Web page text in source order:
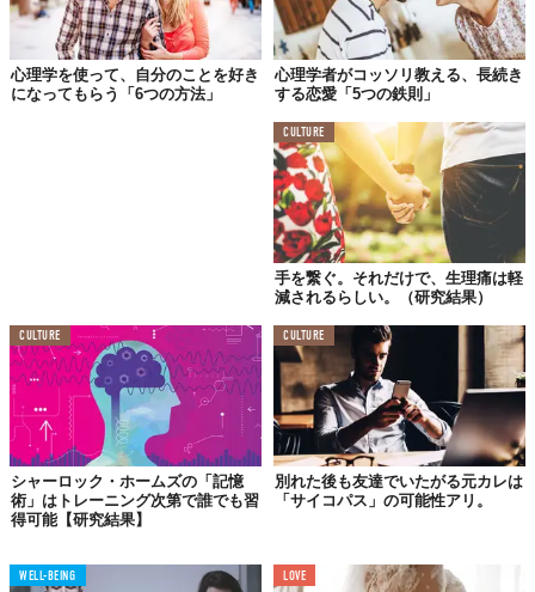
さて、お酒と夫婦仲の因果関係について、こんな 調査結果もあり
ます。アルコール依存症に関する研究を行うNY大学バッファロー
校で2015年に実施された、634組のカップルを9年間にわたって追
跡調査した結果。
それによると、夫婦どちら一方のみが大酒飲みの場合、約50％近
い離婚率があったのに対し、夫婦ともに一度の飲酒でグラス6杯以
上（泥酔近くまで）飲むカップルの離婚率はおよそ30％。これは
夫婦ともにあまり飲まない、ないしまったく飲まないカップルと
大酒飲みカップルほど互いへの不満が少ない、というのが研究を
心理学を使って、自分のことを好き
になってもらう「6つの方法」
心理学者がコッソリ教える、長続き
する恋愛「5つの鉄則」
CULTURE
手を繋ぐ。それだけで、生理痛は軽
減されるらしい。（研究結果）
CULTURE
シャーロック・ホームズの「記憶
術」はトレーニング次第で誰でも習
得可能【研究結果】
CULTURE
別れた後も友達でいたがる元カレは
「サイコパス」の可能性アリ。
WELL-BEING LOVE